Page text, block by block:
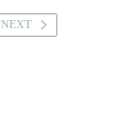
NEXT